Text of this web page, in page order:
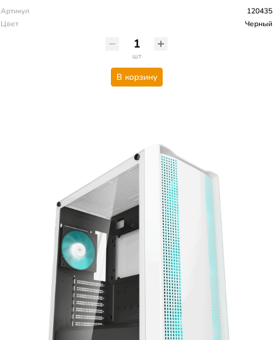
Артикул
120435
Цвет
Черный
шт
В корзину